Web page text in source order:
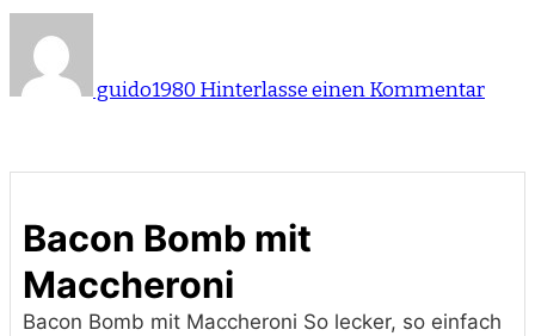
guido1980 Hinterlasse einen Kommentarmit
Bacon Bomb mit
Maccheroni
Bacon Bomb mit Maccheroni So lecker, so einfach